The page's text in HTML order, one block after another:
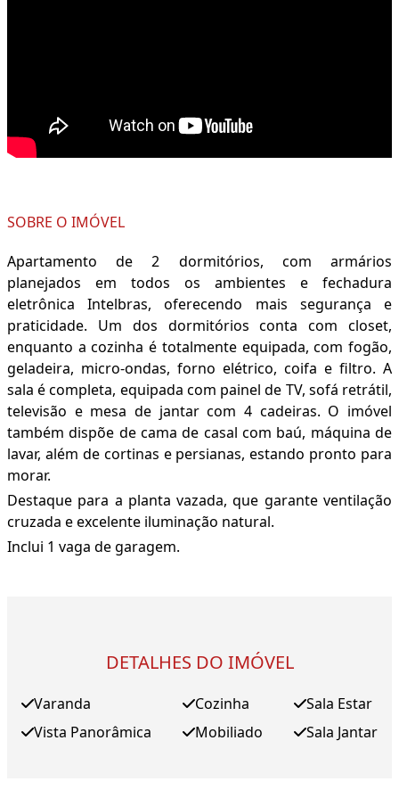
SOBRE O IMÓVEL
Apartamento de 2 dormitórios, com armários
planejados em todos os ambientes e fechadura
eletrônica Intelbras, oferecendo mais segurança e
praticidade. Um dos dormitórios conta com closet,
enquanto a cozinha é totalmente equipada, com fogão,
geladeira, micro-ondas, forno elétrico, coifa e filtro. A
sala é completa, equipada com painel de TV, sofá retrátil,
televisão e mesa de jantar com 4 cadeiras. O imóvel
também dispõe de cama de casal com baú, máquina de
lavar, além de cortinas e persianas, estando pronto para
morar.
Destaque para a planta vazada, que garante ventilação
cruzada e excelente iluminação natural.
Inclui 1 vaga de garagem.
DETALHES DO IMÓVEL
Varanda
Vista Panorâmica
Cozinha
Mobiliado
Sala Estar
Sala Jantar